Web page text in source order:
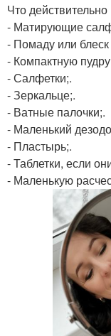
Что
- Матирующие
- Помаду или блеск
- Компактную
- Салфетки;.
- Зеркальце;.
- Ватные палочки;.
- Маленький
- Пластырь;.
- Таблетки, если
- Маленькую